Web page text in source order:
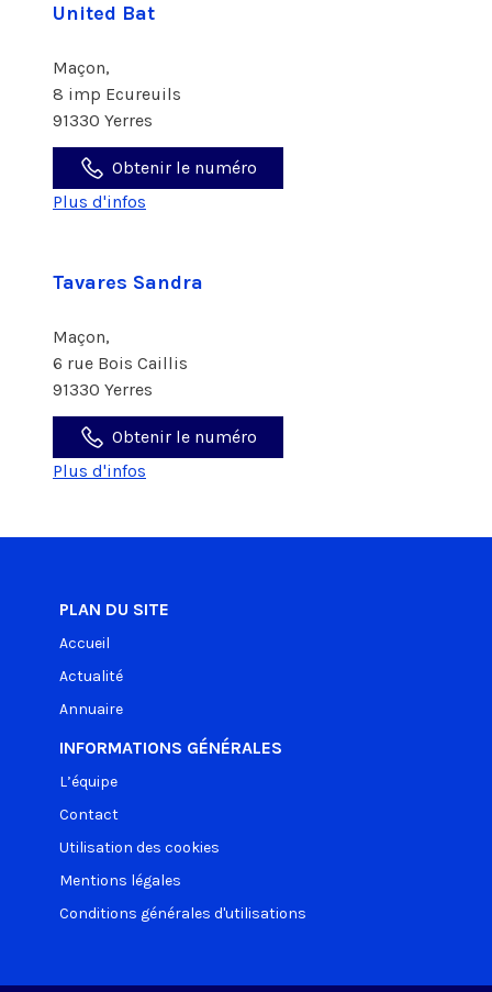
United Bat
Maçon,
8 imp Ecureuils
91330 Yerres
Obtenir le numéro
Plus d'infos
Tavares Sandra
Maçon,
6 rue Bois Caillis
91330 Yerres
Obtenir le numéro
Plus d'infos
PLAN DU SITE
Accueil
Actualité
Annuaire
INFORMATIONS GÉNÉRALES
L’équipe
Contact
Utilisation des cookies
Mentions légales
Conditions générales d'utilisations